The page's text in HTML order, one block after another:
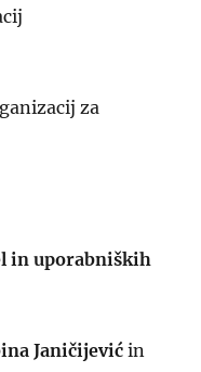
za
in uporabniških
Janičijevićin